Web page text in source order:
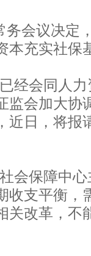
务会议决定
本充实社保
经会同人
监会加大协
近日，将报
会保障中
收支平衡，
关改革，不